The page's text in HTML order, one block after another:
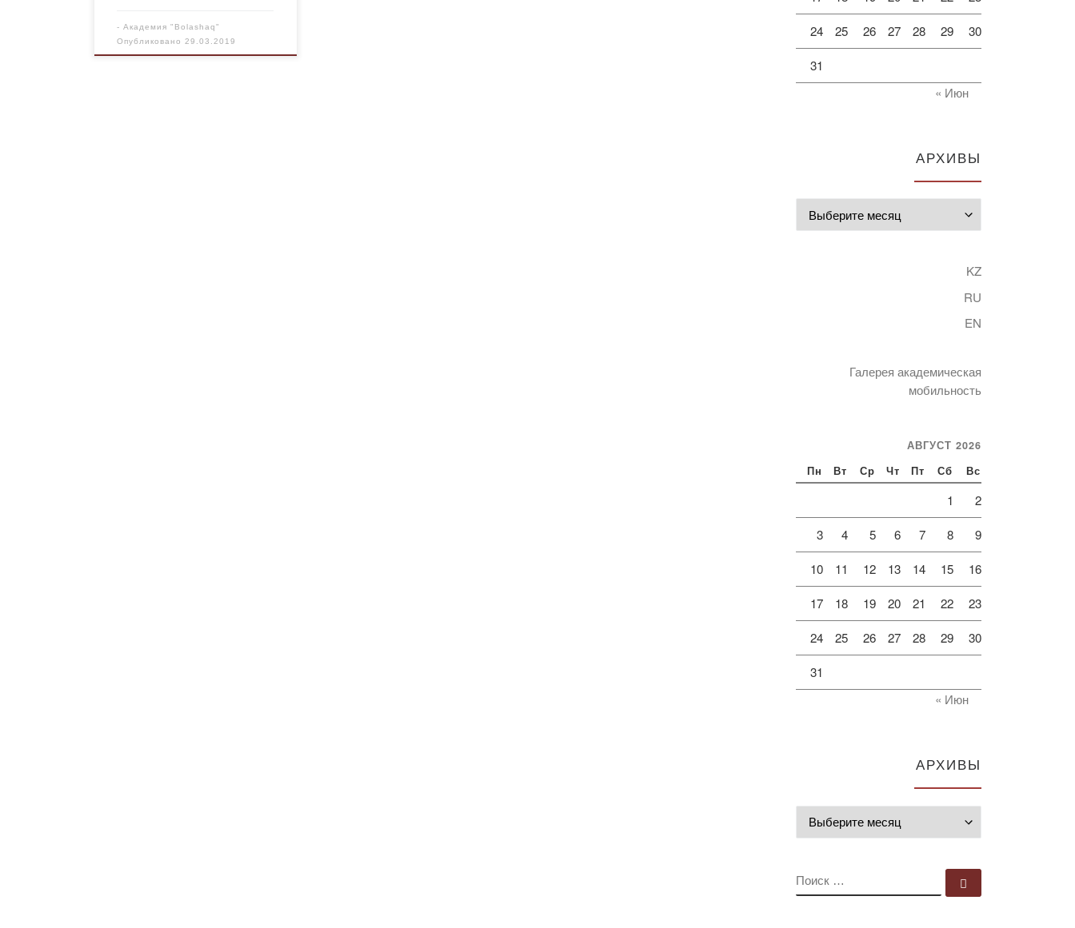
-Академия "Bolashaq"
Опубликовано29.03.2019
24 25 26 27 28 29 30
31
« Июн
АРХИВЫ
KZ
RU
EN
Галерея академическая
мобильность
АВГУСТ 2026
Пн Вт Ср Чт Пт Сб Вс
1 2
3 4 5 6 7 8 9
10 11 12 13 14 15 16
17 18 19 20 21 22 23
24 25 26 27 28 29 30
31
« Июн
АРХИВЫ
ПОИСК